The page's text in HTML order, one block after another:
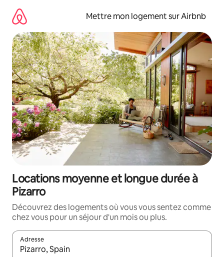
directement
contenu
Mettre mon logement sur Airbnb
Locations moyenne et longue durée à
Pizarro
Découvrez des logements où vous vous sentez comme
chez vous pour un séjour d'un mois ou plus.
Adresse
Lorsque les résultats s'affichent, utilisez les flèches vers le